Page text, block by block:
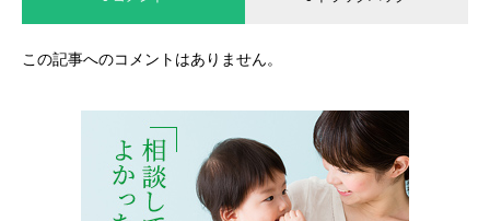
この記事へのコメントはありません。